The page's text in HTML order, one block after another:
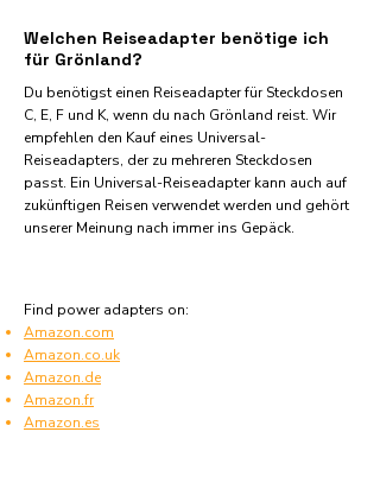
Welchen Reiseadapter benötige ich
für Grönland?
Du benötigst einen Reiseadapter für Steckdosen
C, E, F und K, wenn du nach Grönland reist. Wir
empfehlen den Kauf eines Universal-
Reiseadapters, der zu mehreren Steckdosen
passt. Ein Universal-Reiseadapter kann auch auf
zukünftigen Reisen verwendet werden und gehört
unserer Meinung nach immer ins Gepäck.
Find power adapters on:
Amazon.com
Amazon.co.uk
Amazon.de
Amazon.fr
Amazon.es